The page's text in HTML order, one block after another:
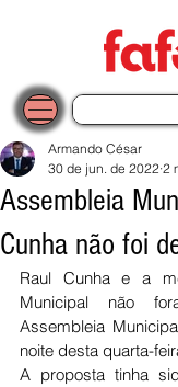
Assembleia
Cunha não foi
Armando César
30 de jun. de 2022 2
Raul Cunha e a
Municipal não
Assembleia
noite desta quarta-
A proposta tinha